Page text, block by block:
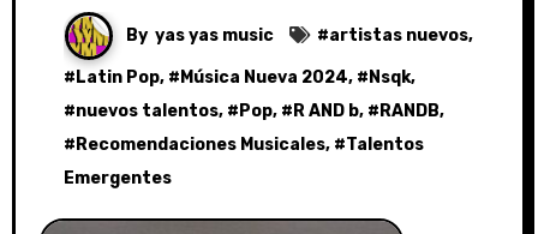
By yas yas music #artistas nuevos,
# Latin Pop, # Música Nueva 2024, # Nsqk,
#nuevos talentos, # Pop, # R AND b, # RANDB,
# Recomendaciones Musicales, #Talentos
Emergentes